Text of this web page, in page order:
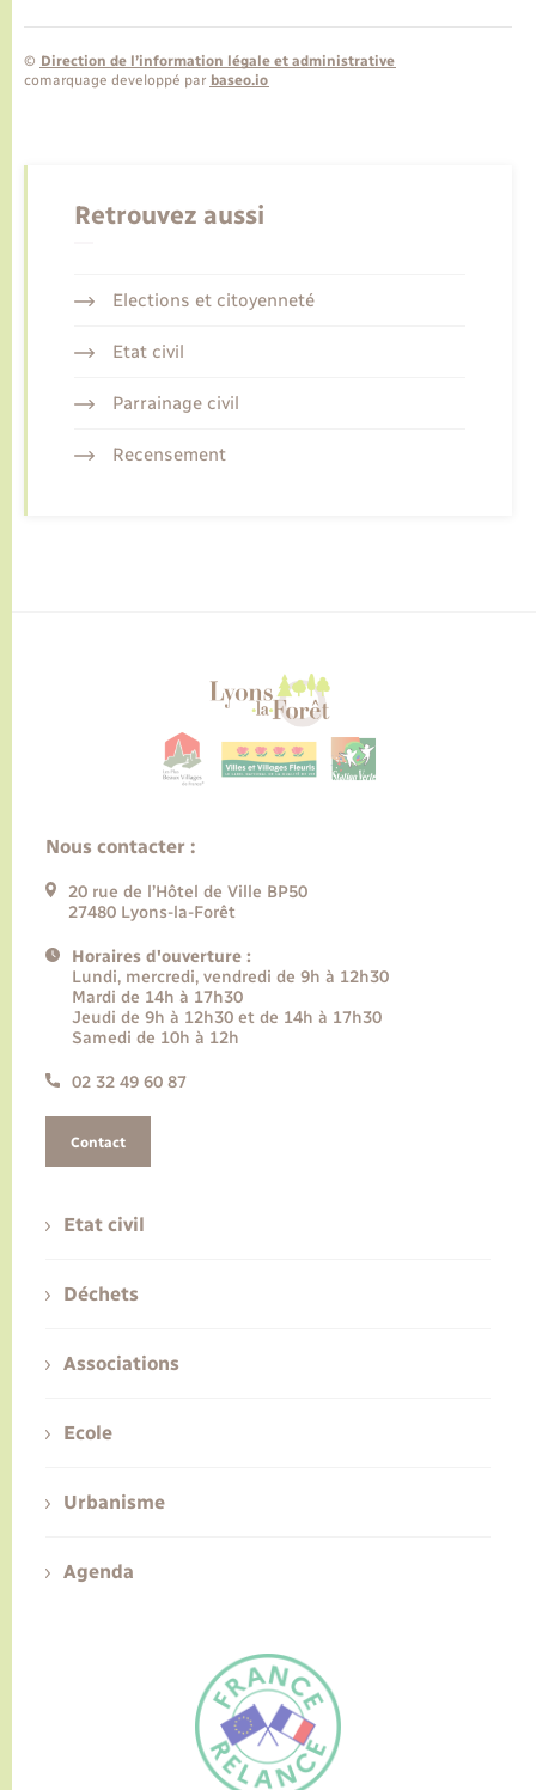
FR
© Direction de l’information légale et administrative
comarquage developpé par baseo.io
Retrouvez aussi
Elections et citoyenneté
Etat civil
Parrainage civil
Recensement
Nous contacter :
20 rue de l’Hôtel de Ville BP50
27480 Lyons-la-Forêt
Horaires d'ouverture :
Lundi, mercredi, vendredi de 9h à 12h30
Mardi de 14h à 17h30
Jeudi de 9h à 12h30 et de 14h à 17h30
Samedi de 10h à 12h
02 32 49 60 87
Contact
Etat civil
Déchets
Associations
Ecole
Urbanisme
Agenda